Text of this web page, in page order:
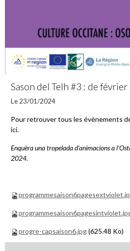
Sason del Telh #3 : de
Le 23/01/2024
Pour retrouver tous les évènements
ici.
Enquèra una tropelada d'animacions a
2024.
progre-capsaison6.jpg(625.48 Ko)